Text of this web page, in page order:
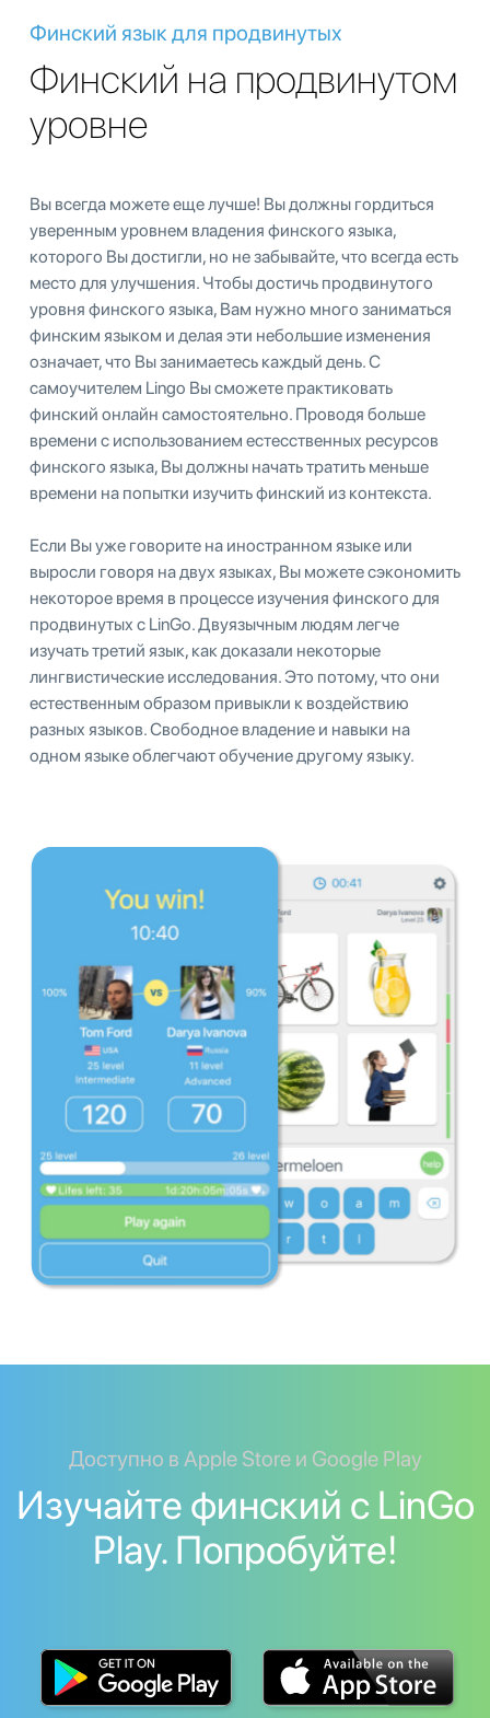
Финский язык для продвинутых
Финский на продвинутом
уровне
Вы всегда можете еще лучше! Вы должны гордиться
уверенным уровнем владения финского языка,
которого Вы достигли, но не забывайте, что всегда есть
место для улучшения. Чтобы достичь продвинутого
уровня финского языка, Вам нужно много заниматься
финским языком и делая эти небольшие изменения
означает, что Вы занимаетесь каждый день. С
самоучителем Lingo Вы сможете практиковать
финский онлайн самостоятельно. Проводя больше
времени с использованием естесственных ресурсов
финского языка, Вы должны начать тратить меньше
времени на попытки изучить финский из контекста.
Если Вы уже говорите на иностранном языке или
выросли говоря на двух языках, Вы можете сэкономить
некоторое время в процессе изучения финского для
продвинутых с LinGo. Двуязычным людям легче
изучать третий язык, как доказали некоторые
лингвистические исследования. Это потому, что они
естественным образом привыкли к воздействию
разных языков. Свободное владение и навыки на
одном языке облегчают обучение другому языку.
Доступно в Apple Store и Google Play
Изучайте финский с LinGo
Play. Попробуйте!